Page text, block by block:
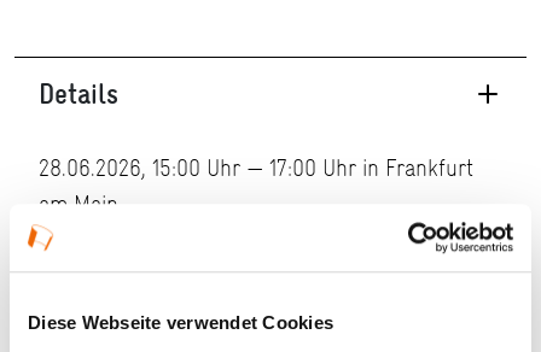
Diese Webseite verwendet Cookies
Details
28.06.2026, 15:00 Uhr — 17:00 Uhr in Frankfurt
am Main
Veranstaltungstyp: